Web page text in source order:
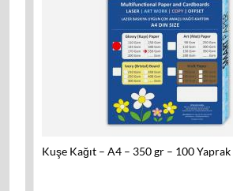
Kuşe Kağıt – A4 – 350 gr – 100 Yaprak